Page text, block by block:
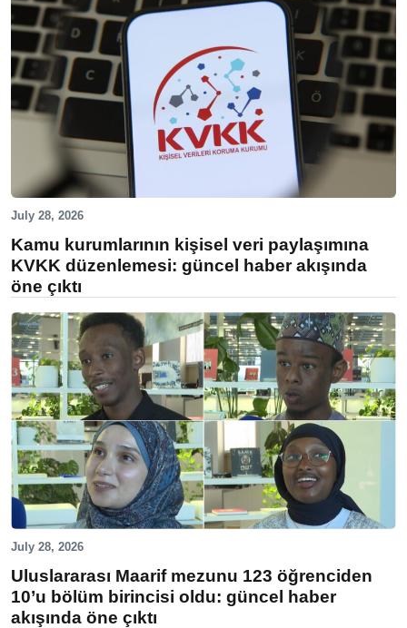
July 28, 2026
Kamu kurumlarının kişisel veri paylaşımına
KVKK düzenlemesi: güncel haber akışında
öne çıktı
July 28, 2026
Uluslararası Maarif mezunu 123 öğrenciden
10’u bölüm birincisi oldu: güncel haber
akışında öne çıktı